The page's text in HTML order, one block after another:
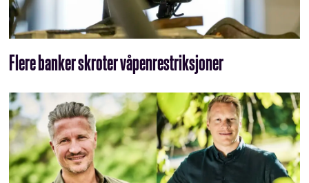
Flere banker skroter våpenrestriksjoner